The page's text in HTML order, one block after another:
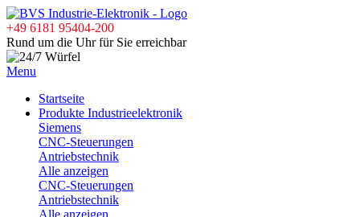
+49 6181 95404-200
Rund um die Uhr für Sie erreichbar
Menu
Startseite
Produkte Industrieelektronik
Siemens
CNC-Steuerungen
Antriebstechnik
Alle anzeigen
CNC-Steuerungen
Antriebstechnik
Alle anzeigen